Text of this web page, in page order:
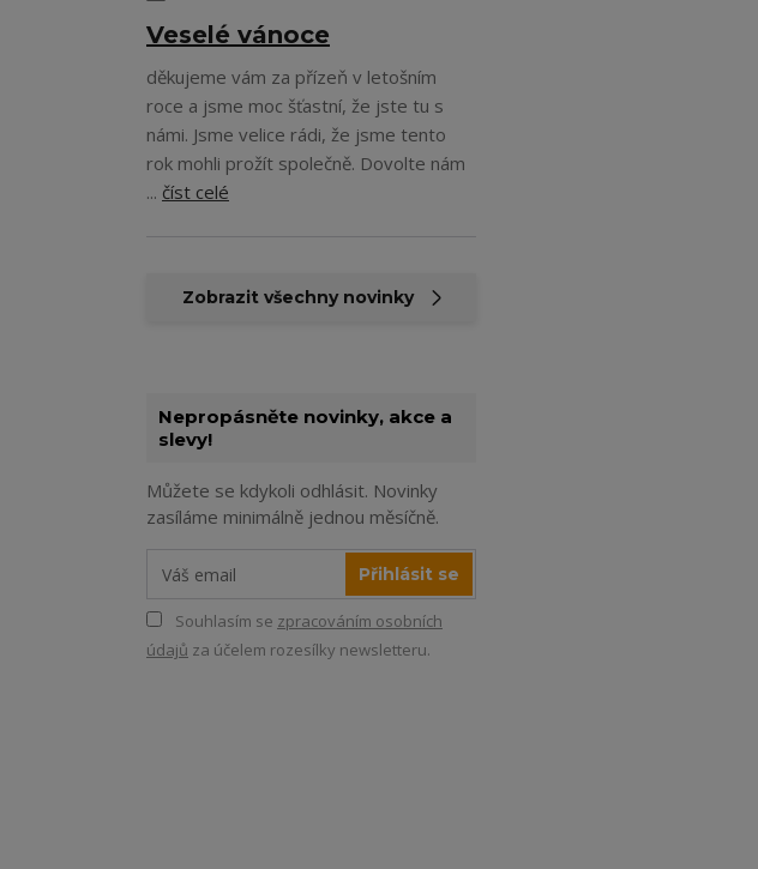
Veselé vánoce
děkujeme vám za přízeň v letošním
roce a jsme moc šťastní, že jste tu s
námi. Jsme velice rádi, že jsme tento
rok mohli prožít společně. Dovolte nám
... číst celé
Zobrazit všechny novinky
Nepropásněte novinky, akce a
slevy!
Můžete se kdykoli odhlásit. Novinky
zasíláme minimálně jednou měsíčně.
Přihlásit se
Souhlasím se zpracováním osobních
údajů za účelem rozesílky newsletteru.